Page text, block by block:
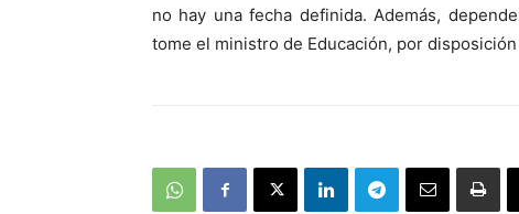
no hay una fecha definida. Además,
tome el ministro de Educación, por